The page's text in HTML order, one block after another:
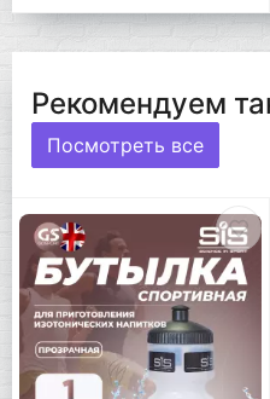
Рекомендуем
Посмотреть все